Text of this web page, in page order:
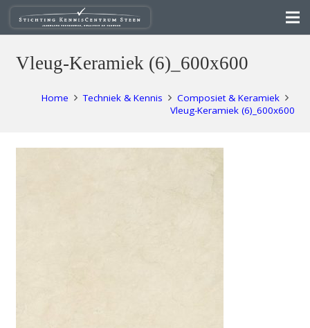
Vleug-Keramiek (6)_600x600
Home Techniek & Kennis
Composiet & Keramiek
Vleug-Keramiek (6)_600x600